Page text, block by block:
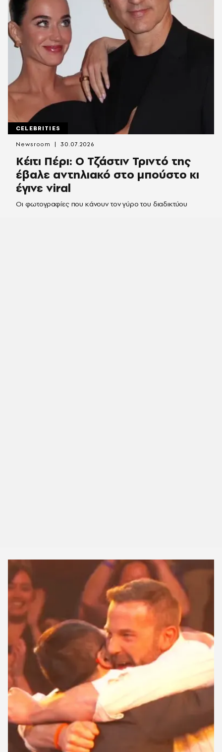
CELEBRITIES
Κέιτι Πέρι: Ο Τζάστιν Τριντό της
έβαλε αντηλιακό στο μπούστο κι
έγινε viral
Οι φωτογραφίες που κάνουν τον γύρο του διαδικτύου
Newsroom 30.07.2026